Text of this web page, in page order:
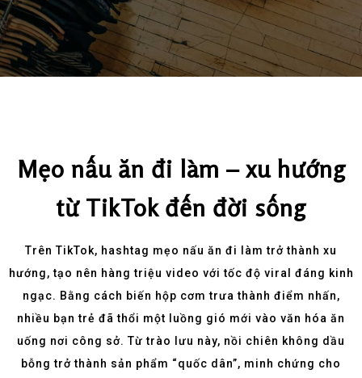
Mẹo nấu ăn đi làm – xu hướng
từ TikTok đến đời sống
Trên TikTok, hashtag mẹo nấu ăn đi làm trở thành xu
hướng, tạo nên hàng triệu video với tốc độ viral đáng kinh
ngạc. Bằng cách biến hộp cơm trưa thành điểm nhấn,
nhiều bạn trẻ đã thổi một luồng gió mới vào văn hóa ăn
uống nơi công sở. Từ trào lưu này, nồi chiên không dầu
bỗng trở thành sản phẩm “quốc dân”, minh chứng cho